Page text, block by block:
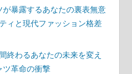
が暴露するあなたの裏表無意
ィと現代ファッション格差
終わるあなたの未来を変え
ツ革命の衝撃